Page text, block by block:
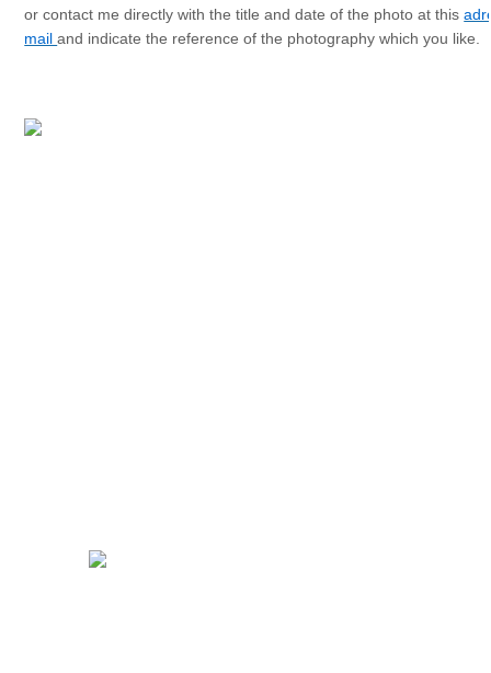
or contact me directly with the title and date of the photo at this
mailand indicate the reference of the photography which you like.